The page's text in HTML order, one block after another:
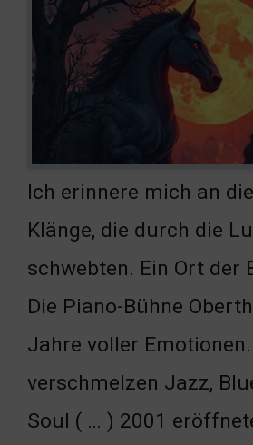
Ich erinnere mich an
Klänge, die durch die
schwebten. Ein Ort der
Die Piano-Bühne
Jahre voller
verschmelzen Jazz,
Soul ( … ) 2001